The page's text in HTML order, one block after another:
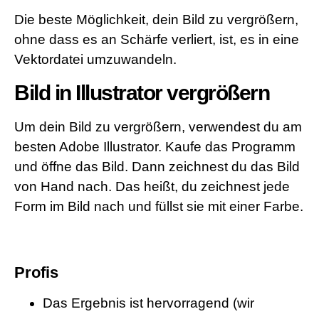
Die beste Möglichkeit, dein Bild zu vergrößern,
ohne dass es an Schärfe verliert, ist, es in eine
Vektordatei umzuwandeln.
Bild in Illustrator vergrößern
Um dein Bild zu vergrößern, verwendest du am
besten Adobe Illustrator. Kaufe das Programm
und öffne das Bild. Dann zeichnest du das Bild
von Hand nach. Das heißt, du zeichnest jede
Form im Bild nach und füllst sie mit einer Farbe.
Profis
Das Ergebnis ist hervorragend (wir